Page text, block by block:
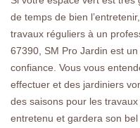
de temps de bien
travaux réguliers à un
67390, SM Pro Jardin est
confiance. Vous vous
effectuer et des jardiniers
des saisons pour les
entretenu et gardera son